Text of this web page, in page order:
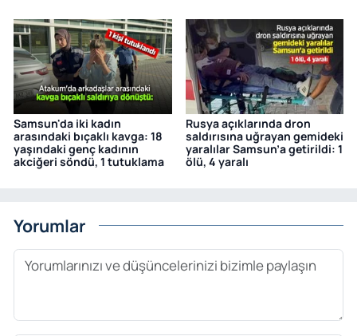
Samsun'da iki kadın
arasındaki bıçaklı kavga: 18
yaşındaki genç kadının
akciğeri söndü, 1 tutuklama
Rusya açıklarında dron
saldırısına uğrayan gemideki
yaralılar Samsun’a getirildi: 1
ölü, 4 yaralı
Yorumlar